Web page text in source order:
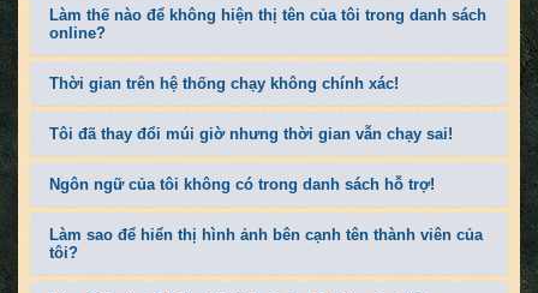
Làm thế nào để không hiện thị tên của tôi trong danh sách
online?
Thời gian trên hệ thống chạy không chính xác!
Tôi đã thay đổi múi giờ nhưng thời gian vẫn chạy sai!
Ngôn ngữ của tôi không có trong danh sách hỗ trợ!
Làm sao để hiển thị hình ảnh bên cạnh tên thành viên của
tôi?